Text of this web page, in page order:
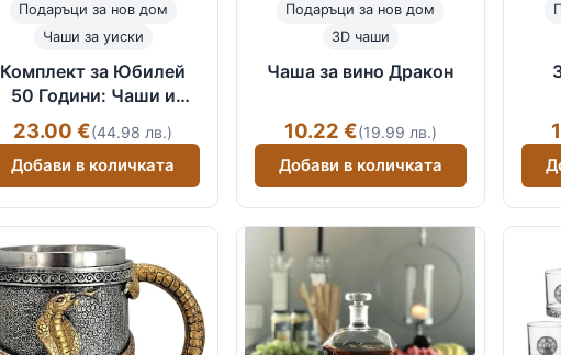
Подаръци за нов дом
Чаши за уиски
Комплект за Юбилей
50 Години: Чаши и
Подложки в Дървена
Кутия
23.00 €(44.98 лв.)
Добави в количката
Подаръци за нов дом
3D чаши
Чаша за вино Дракон
10.22 €(19.99 лв.)
Добави в количката